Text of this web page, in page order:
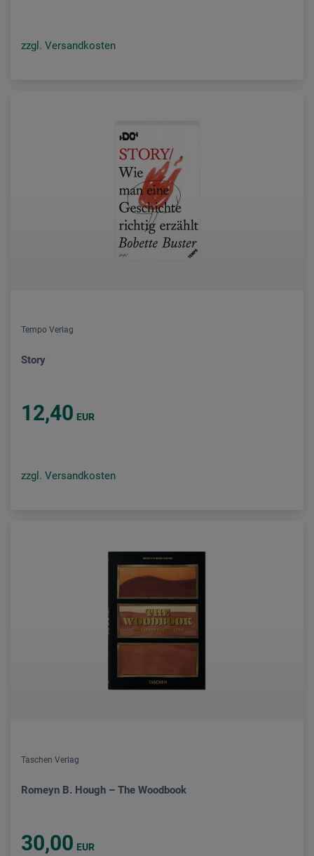
zzgl. Versandkosten
Tempo Verlag
Story
12,40 EUR
zzgl. Versandkosten
Taschen Verlag
Romeyn B. Hough – The Woodbook
30,00 EUR